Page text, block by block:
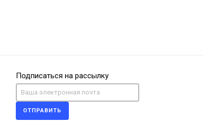
Подписаться на рассылку
ОТПРАВИТЬ